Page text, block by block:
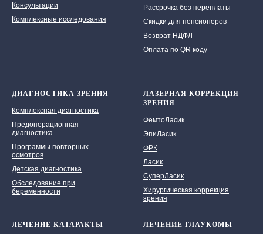
Консультации
Комплексные исследования
Рассрочка без переплаты
Скидки для пенсионеров
Возврат НДФЛ
Оплата по QR коду
ДИАГНОСТИКА ЗРЕНИЯ
Комплексная диагностика
Предоперационная
диагностика
Программы повторных
осмотров
Детская диагностика
Обследование при
беременности
ЛАЗЕРНАЯ КОРРЕКЦИЯ
ЗРЕНИЯ
ФемтоЛасик
ЭпиЛасик
ФРК
Ласик
СуперЛасик
Хирургическая коррекция
зрения
ЛЕЧЕНИЕ КАТАРАКТЫ ЛЕЧЕНИЕ ГЛАУКОМЫ